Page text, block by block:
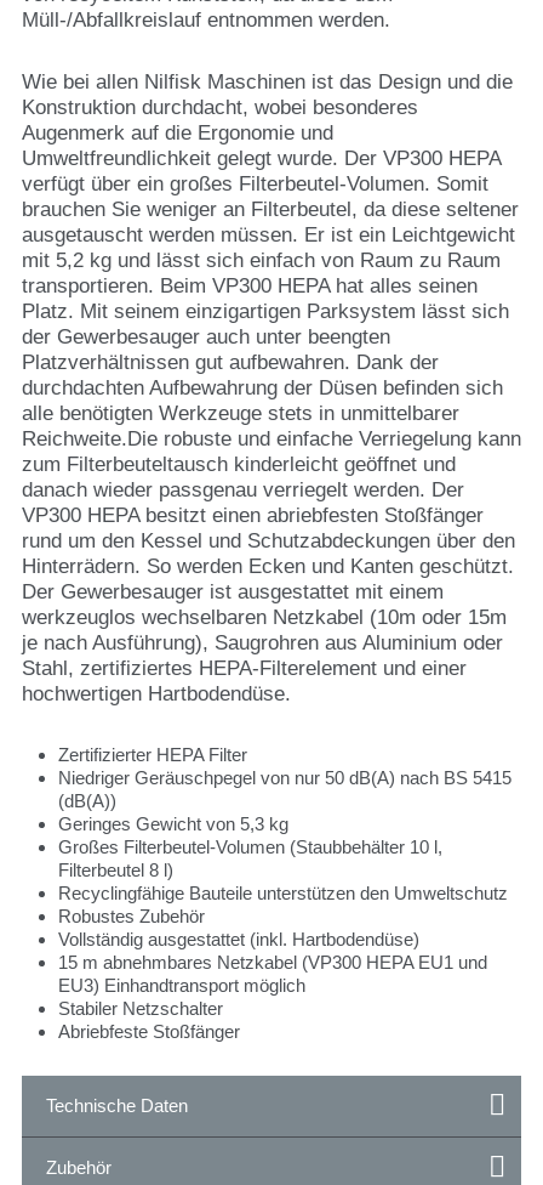
Müll-/Abfallkreislauf entnommen werden.
Wie bei allen Nilfisk Maschinen ist das Design und die
Konstruktion durchdacht, wobei besonderes
Augenmerk auf die Ergonomie und
Umweltfreundlichkeit gelegt wurde. Der VP300 HEPA
verfügt über ein großes Filterbeutel-Volumen. Somit
brauchen Sie weniger an Filterbeutel, da diese seltener
ausgetauscht werden müssen. Er ist ein Leichtgewicht
mit 5,2 kg und lässt sich einfach von Raum zu Raum
transportieren. Beim VP300 HEPA hat alles seinen
Platz. Mit seinem einzigartigen Parksystem lässt sich
der Gewerbesauger auch unter beengten
Platzverhältnissen gut aufbewahren. Dank der
durchdachten Aufbewahrung der Düsen befinden sich
alle benötigten Werkzeuge stets in unmittelbarer
Reichweite.Die robuste und einfache Verriegelung kann
zum Filterbeuteltausch kinderleicht geöffnet und
danach wieder passgenau verriegelt werden. Der
VP300 HEPA besitzt einen abriebfesten Stoßfänger
rund um den Kessel und Schutzabdeckungen über den
Hinterrädern. So werden Ecken und Kanten geschützt.
Der Gewerbesauger ist ausgestattet mit einem
werkzeuglos wechselbaren Netzkabel (10m oder 15m
je nach Ausführung), Saugrohren aus Aluminium oder
Stahl, zertifiziertes HEPA-Filterelement und einer
hochwertigen Hartbodendüse.
Zertifizierter HEPA Filter
Niedriger Geräuschpegel von nur 50 dB(A) nach BS 5415
(dB(A))
Geringes Gewicht von 5,3 kg
Großes Filterbeutel-Volumen (Staubbehälter 10 l,
Filterbeutel 8 l)
Recyclingfähige Bauteile unterstützen den Umweltschutz
Robustes Zubehör
Vollständig ausgestattet (inkl. Hartbodendüse)
15 m abnehmbares Netzkabel (VP300 HEPA EU1 und
EU3) Einhandtransport möglich
Stabiler Netzschalter
Abriebfeste Stoßfänger
Technische Daten
Zubehör